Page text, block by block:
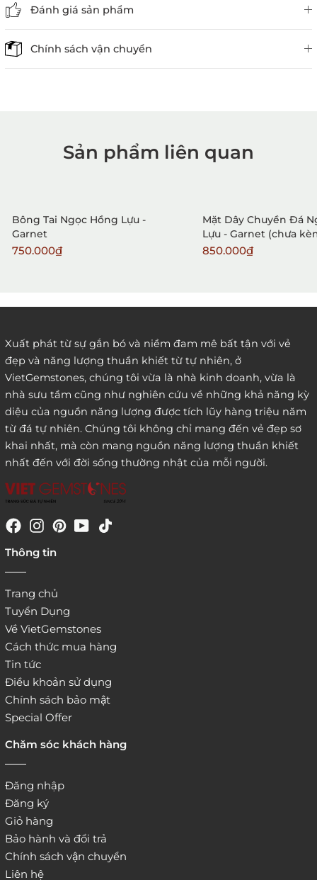
Đánh giá sản phẩm
Chính sách vận chuyển
1. Mua hàng trực tiếp tại VietGemstones
3. Đặt hàng thông quaemail hay chat trực tiếp với
chúng tôi:
website:
Sản phẩm liên quan
Bông Tai Ngọc Hồng Lựu -
Garnet
750.000₫
Mặt Dây Chuyền Đá
Lựu - Garnet (chưa
đeo) 02
850.000₫
Xuất phát từ sự gắn bó và niềm đam mê bất tận với vẻ
đẹp và năng lượng thuần khiết từ tự nhiên, ở
VietGemstones, chúng tôi vừa là nhà kinh doanh, vừa là
nhà sưu tầm cũng như nghiên cứu về những khả năng kỳ
diệu của nguồn năng lượng được tích lũy hàng triệu năm
từ đá tự nhiên. Chúng tôi không chỉ mang đến vẻ đẹp sơ
khai nhất, mà còn mang nguồn năng lượng thuần khiết
nhất đến với đời sống thường nhật của mỗi người.
Thông tin
Trang chủ
Tuyển Dụng
Về VietGemstones
Cách thức mua hàng
Tin tức
Điều khoản sử dụng
Chính sách bảo mật
Special Offer
Chăm sóc khách hàng
Đăng nhập
Đăng ký
Giỏ hàng
Bảo hành và đổi trả
Chính sách vận chuyển
Liên hệ